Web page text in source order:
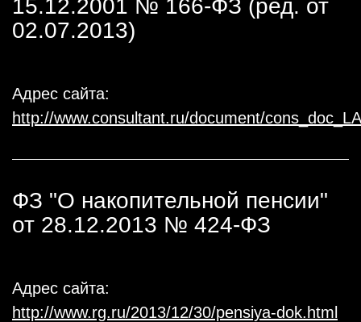
15.12.2001 № 166-ФЗ (ред. от
02.07.2013)
Адрес сайта:
http://www.consultant.ru/document/
ФЗ "О накопительной пенсии"
от 28.12.2013 № 424-ФЗ
Адрес сайта:
http://www.rg.ru/2013/12/30/pensiya-dok.html